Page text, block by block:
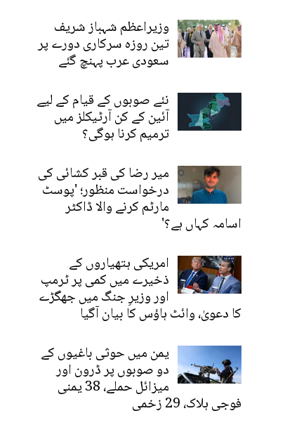
وزیراعظم شہباز شریف
تین روزہ سرکاری دورے پر
سعودی عرب پہنچ گئے
نئے صوبوں کے قیام کے لیے
آئین کے کن آرٹیکلز میں
ترمیم کرنا ہوگی؟
میر رضا کی قبر کشائی کی
درخواست منظور؛ 'پوسٹ
مارٹم کرنے والا ڈاکٹر
اسامہ کہاں ہے؟'
امریکی ہتھیاروں کے
ذخیرے میں کمی پر ٹرمپ
اور وزیرِ جنگ میں جھگڑے
کا دعویٰ، وائٹ ہاؤس کا بیان آگیا
یمن میں حوثی باغیوں کے
دو صوبوں پر ڈرون اور
میزائل حملے، 38 یمنی
فوجی ہلاک، 29 زخمی